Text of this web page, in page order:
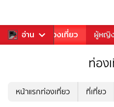
อ่าน
อาหาร ท่องเที่ยว ผู้หญิ
ท่อง
หน้าแรกท่องเที่ยว ที่เที่ยว